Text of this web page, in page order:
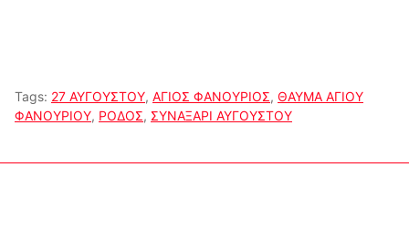
Tags: 27 ΑΥΓΟΥΣΤΟΥ, ΑΓΙΟΣ ΦΑΝΟΥΡΙΟΣ, ΘΑΥΜΑ ΑΓΙΟΥ
ΦΑΝΟΥΡΙΟΥ, ΡΟΔΟΣ, ΣΥΝΑΞΑΡΙ ΑΥΓΟΥΣΤΟΥ